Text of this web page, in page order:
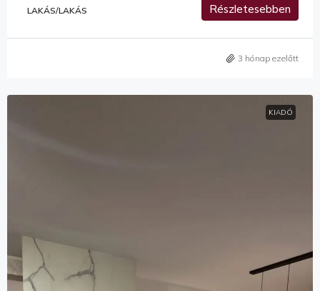
LAKÁS/LAKÁS Részletesebben
3 hónap ezelőtt
KIADÓ